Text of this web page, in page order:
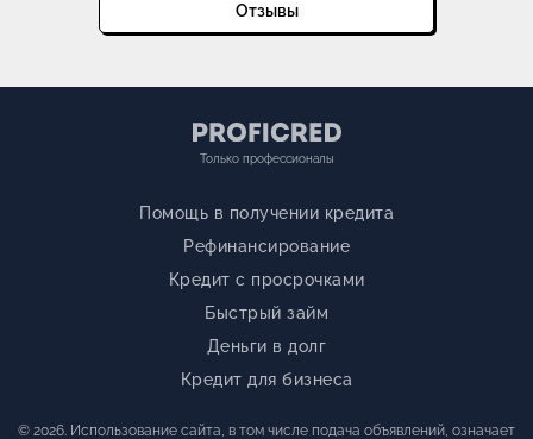
Отзывы
Только профессионалы
Помощь в получении кредита
Рефинансирование
Кредит с просрочками
Быстрый займ
Деньги в долг
Кредит для бизнеса
© 2026. Использование сайта, в том числе подача объявлений, означает